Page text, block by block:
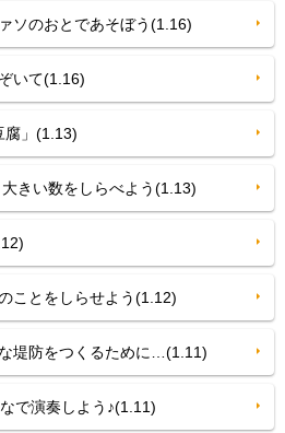
のおとであそぼう(1.16)
いて(1.16)
腐」(1.13)
きい数をしらべよう(1.13)
とをしらせよう(1.12)
防をつくるために…(1.11)
演奏しよう♪(1.11)